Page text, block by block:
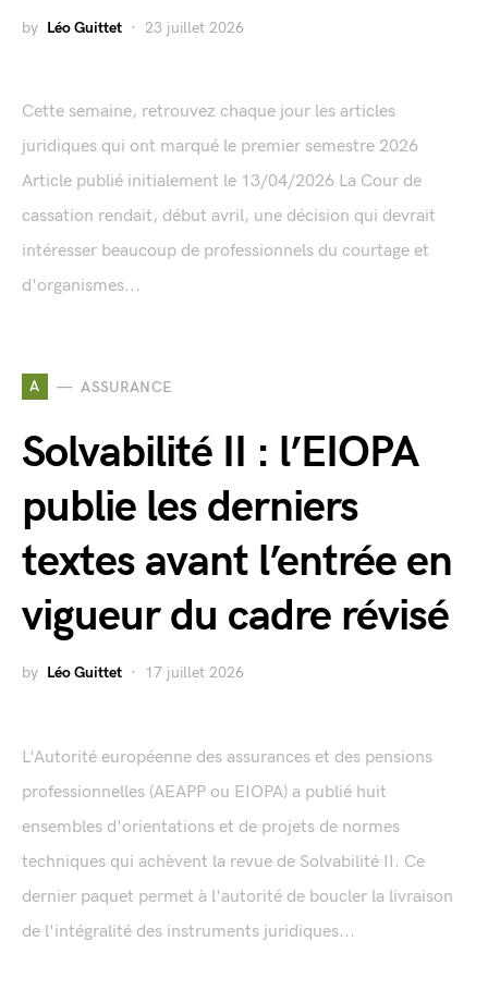
by Léo Guittet 23 juillet 2026
Cette semaine, retrouvez chaque jour les articles
juridiques qui ont marqué le premier semestre 2026
Article publié initialement le 13/04/2026 La Cour de
cassation rendait, début avril, une décision qui devrait
intéresser beaucoup de professionnels du courtage et
d'organismes...
A ASSURANCE
Solvabilité II : l’EIOPA
publie les derniers
textes avant l’entrée en
vigueur du cadre révisé
by Léo Guittet 17 juillet 2026
L'Autorité européenne des assurances et des pensions
professionnelles (AEAPP ou EIOPA) a publié huit
ensembles d'orientations et de projets de normes
techniques qui achèvent la revue de Solvabilité II. Ce
dernier paquet permet à l'autorité de boucler la livraison
de l'intégralité des instruments juridiques...